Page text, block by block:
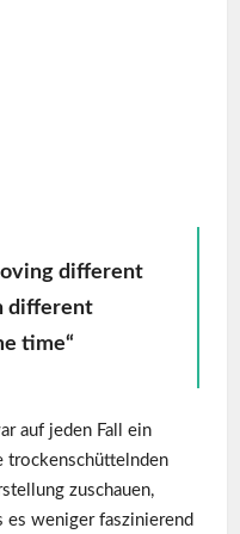
different
different
time“
auf jeden Fall ein
trockenschüttelnden
zuschauen,
es weniger faszinierend